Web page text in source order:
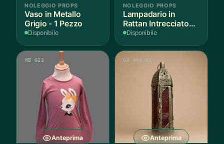
NOLEGGIO PROPS
Vaso in Metallo
Grigio - 1 Pezzo
Disponibile
NOLEGGIO PROPS
Lampadario in
Rattan Intrecciato
Bianco
Disponibile
Anteprima
MB 023
Anteprima
CA 003-01